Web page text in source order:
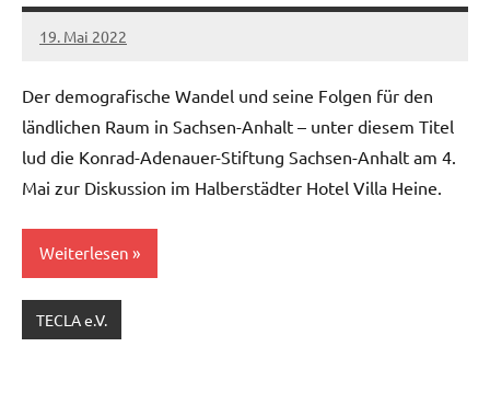
19. Mai 2022
Christian
Der demografische Wandel und seine Folgen für den
ländlichen Raum in Sachsen-Anhalt – unter diesem Titel
lud die Konrad-Adenauer-Stiftung Sachsen-Anhalt am 4.
Mai zur Diskussion im Halberstädter Hotel Villa Heine.
Weiterlesen
TECLA e.V.